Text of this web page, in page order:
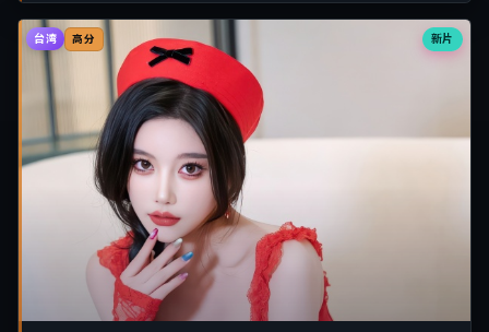
新片
台湾 高分